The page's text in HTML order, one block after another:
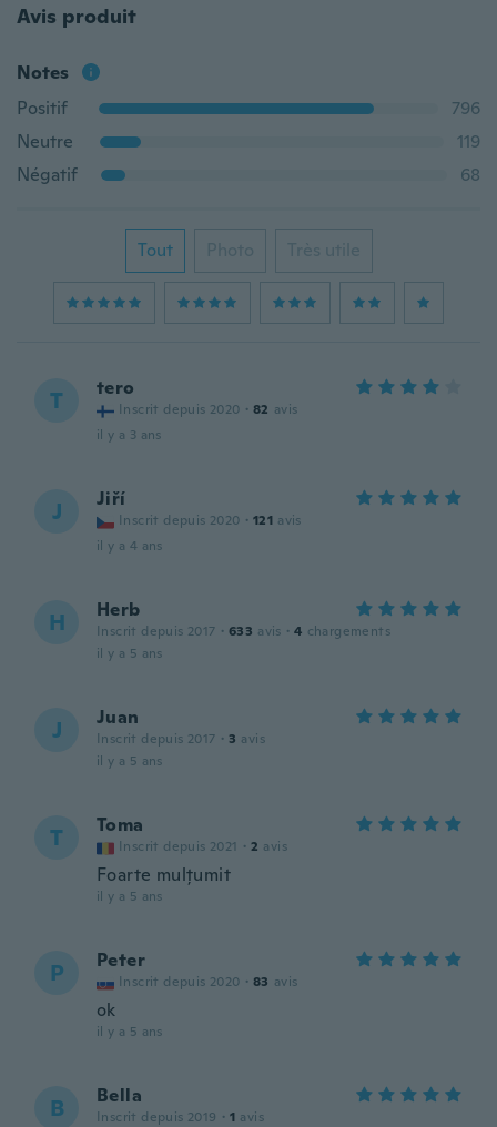
Avis produit
Notes
Positif
796
Neutre
119
Négatif
68
Tout Photo Très utile
T tero
Inscrit depuis 2020 · 82 avis
il y a 3 ans
J Jiří
Inscrit depuis 2020 · 121 avis
il y a 4 ans
H Herb
Inscrit depuis 2017 · 633 avis · 4 chargements
il y a 5 ans
J Juan
Inscrit depuis 2017 · 3 avis
il y a 5 ans
T Toma
Inscrit depuis 2021 · 2 avis
Foarte mulțumit
il y a 5 ans
P Peter
Inscrit depuis 2020 · 83 avis
ok
il y a 5 ans
B Bella
Inscrit depuis 2019 · 1 avis